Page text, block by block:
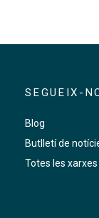
SEGUEIX-
Blog
Butlletí de
Totes les